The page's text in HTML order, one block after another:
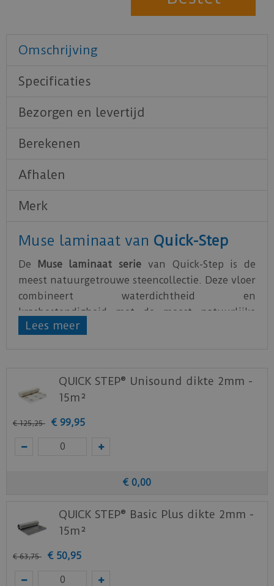
Omschrijving
Specificaties
Bezorgen en levertijd
Berekenen
Afhalen
Merk
Muse laminaat van Quick-Step
De Muse laminaat serie van Quick-Step is de
meest natuurgetrouwe steencollectie. Deze vloer
combineert waterdichtheid en
krasbestendigheid met de meest natuurlijke
prints en kleurvariaties. Deze tegel laminaat
Wanneer je een laminaatvloer plaatst, is het van
essentieel belang om de juiste ondervloer te
biedt het ook een uitstekende akoestische en
thermische isolatie en dempt het kraakgeluiden.
bescherming tegen opstijgend vocht.
laminaat vloeren.
Staal aanvragen
Benieuwd hoe deze nieuwe vloer eruit ziet bij je
nieuwe of huidige meubels? Vraag dan
Lees meer
QUICK STEP® Unisound dikte 2mm -
15m²
€ 125,25 € 99,95
€ 0,00
QUICK STEP® Basic Plus dikte 2mm -
15m²
€ 63,75 € 50,95